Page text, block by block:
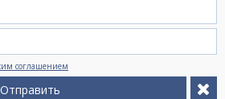
соглашением
Отправить